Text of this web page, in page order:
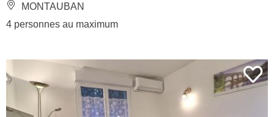
MONTAUBAN
4 personnes au maximum